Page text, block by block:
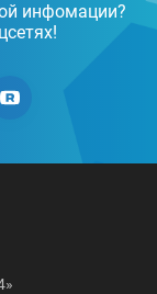
инфомации?